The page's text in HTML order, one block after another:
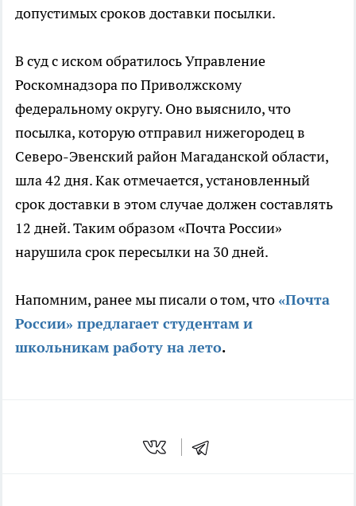
допустимых сроков доставки посылки.
В суд с иском обратилось Управление
Роскомнадзора по Приволжскому
федеральному округу. Оно выяснило, что
посылка, которую отправил нижегородец в
Северо-Эвенский район Магаданской области,
шла 42 дня. Как отмечается, установленный
срок доставки в этом случае должен составлять
12 дней. Таким образом «Почта России»
нарушила срок пересылки на 30 дней.
Напомним, ранее мы писали о том, что «Почта
России» предлагает студентам и
школьникам работу на лето.